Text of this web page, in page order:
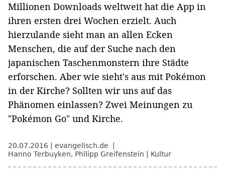
Millionen Downloads weltweit hat die App in
ihren ersten drei Wochen erzielt. Auch
hierzulande sieht man an allen Ecken
Menschen, die auf der Suche nach den
japanischen Taschenmonstern ihre Städte
erforschen. Aber wie sieht's aus mit Pokémon
in der Kirche? Sollten wir uns auf das
Phänomen einlassen? Zwei Meinungen zu
"Pokémon Go" und Kirche.
20.07.2016
evangelisch.de
Hanno Terbuyken, Philipp Greifenstein Kultur